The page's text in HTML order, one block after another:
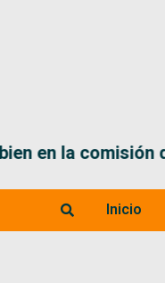
comisión de
Inicio